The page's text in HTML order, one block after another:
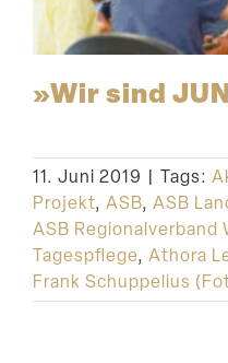
»Wir sind
11. Juni 2019 | Tags:
Projekt, ASB, ASB
ASB Regionalverband
Tagespflege, Athora
Frank Schuppelius